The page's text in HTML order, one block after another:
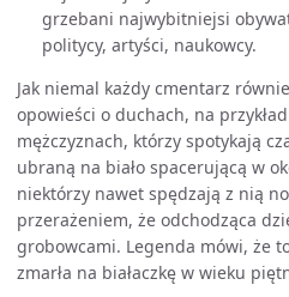
grzebani najwybitniejsi
politycy, artyści, naukowcy.
Jak niemal każdy cmentarz
opowieści o duchach, na
mężczyznach, którzy spotykają
ubraną na biało spacerującą w
niektórzy nawet spędzają z nią
przerażeniem, że odchodząca
grobowcami. Legenda mówi, że
zmarła na białaczkę w wieku